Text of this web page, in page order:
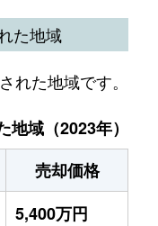
た地域
れた地域です。
域（2023年）
売却価格
5,400万円